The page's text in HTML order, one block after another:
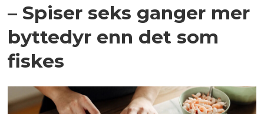
– Spiser seks ganger mer
byttedyr enn det som
fiskes